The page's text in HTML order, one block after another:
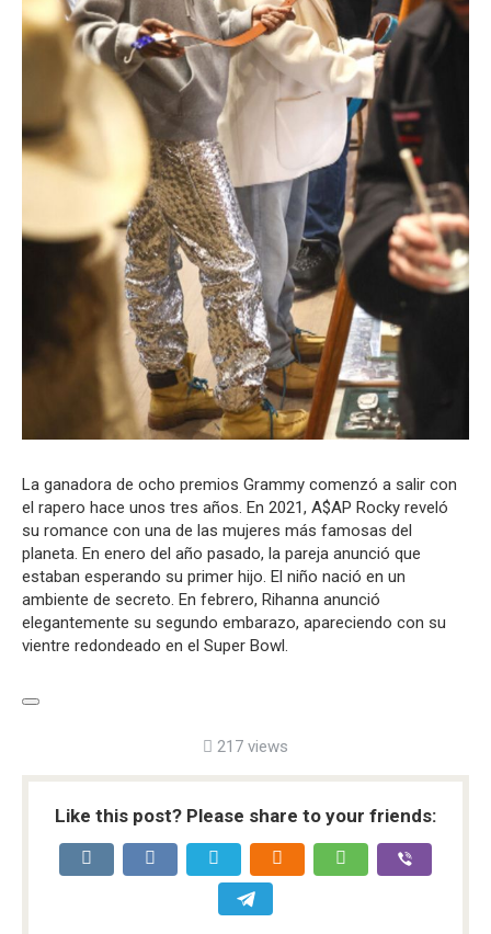
La ganadora de ocho premios Grammy comenzó a salir con
el rapero hace unos tres años. En 2021, A$AP Rocky reveló
su romance con una de las mujeres más famosas del
planeta. En enero del año pasado, la pareja anunció que
estaban esperando su primer hijo. El niño nació en un
ambiente de secreto. En febrero, Rihanna anunció
elegantemente su segundo embarazo, apareciendo con su
vientre redondeado en el Super Bowl.
217 views
Like this post? Please share to your friends: